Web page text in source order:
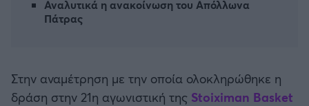
Καλαμάτα
Μπαρτσελόνα
Μπάσκετ: Κίνα
Προκριματικά EUROBASKET
Αναλυτικά η ανακοίνωση του Απόλλωνα
Πάτρας
Στην αναμέτρηση με την οποία ολοκληρώθηκε η
δράση στην 21η αγωνιστική της Stoiximan Basket